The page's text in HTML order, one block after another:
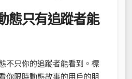
態只有追蹤者能
不只你的追蹤者能看到。標
你限時動態故事的用戶的朋